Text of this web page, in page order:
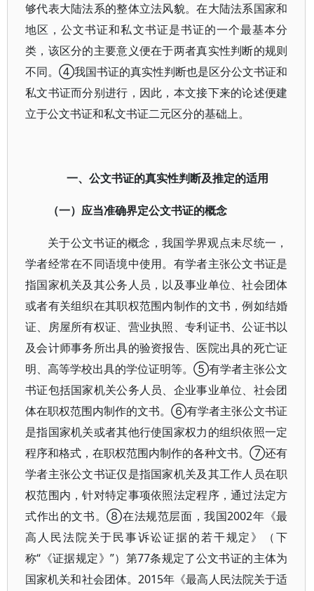
够代表大陆法系的整体立法风貌。在大陆法系国家和
地区，公文书证和私文书证是书证的一个最基本分
类，该区分的主要意义便在于两者真实性判断的规则
不同。④我国书证的真实性判断也是区分公文书证和
私文书证而分别进行，因此，本文接下来的论述便建
立于公文书证和私文书证二元区分的基础上。
一、公文书证的真实性判断及推定的适用
（一）应当准确界定公文书证的概念
关于公文书证的概念，我国学界观点未尽统一，
学者经常在不同语境中使用。有学者主张公文书证是
指国家机关及其公务人员，以及事业单位、社会团体
或者有关组织在其职权范围内制作的文书，例如结婚
证、房屋所有权证、营业执照、专利证书、公证书以
及会计师事务所出具的验资报告、医院出具的死亡证
明、高等学校出具的学位证明等。⑤有学者主张公文
书证包括国家机关公务人员、企业事业单位、社会团
体在职权范围内制作的文书。⑥有学者主张公文书证
是指国家机关或者其他行使国家权力的组织依照一定
程序和格式，在职权范围内制作的各种文书。⑦还有
学者主张公文书证仅是指国家机关及其工作人员在职
权范围内，针对特定事项依照法定程序，通过法定方
式作出的文书。⑧在法规范层面，我国2002年《最
高人民法院关于民事诉讼证据的若干规定》（下
称“《证据规定》”）第77条规定了公文书证的主体为
国家机关和社会团体。2015年《最高人民法院关于适